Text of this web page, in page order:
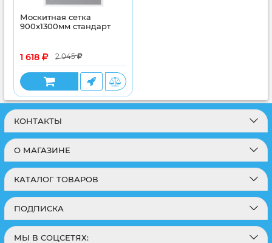
Москитная сетка
900x1300мм стандарт
1 618 2 045
КОНТАКТЫ
О МАГАЗИНЕ
КАТАЛОГ ТОВАРОВ
ПОДПИСКА
МЫ В СОЦСЕТЯХ: